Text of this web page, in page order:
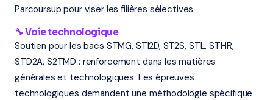
Parcoursup pour viser les filières sélectives.
🔧 Voie technologique
Soutien pour les bacs STMG, STI2D, ST2S, STL, STHR,
STD2A, S2TMD : renforcement dans les matières
générales et technologiques. Les épreuves
technologiques demandent une méthodologie spécifique